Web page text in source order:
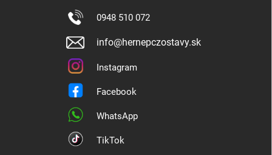
0948 510 072
info@hernepczostavy.sk
Instagram
Facebook
WhatsApp
TikTok